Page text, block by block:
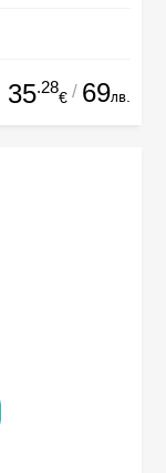
35.28
€ / 69лв.